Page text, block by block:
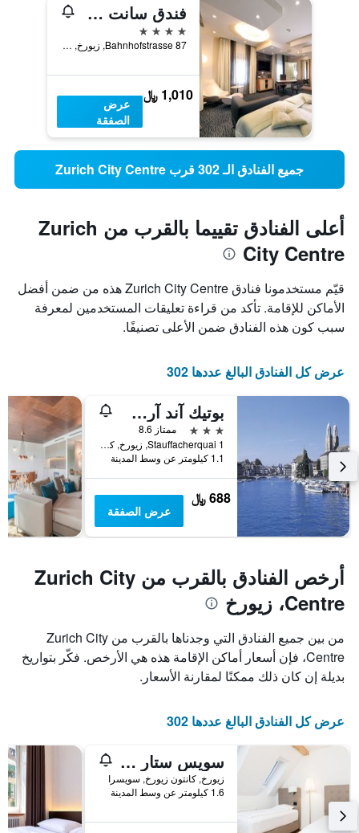
فندق سانت غوتهارد
4 نجوم
Bahnhofstrasse 87, زيورخ, كانتون زيورخ, سويسرا
1,010 ﷼
عرض
الصفقة
جميع الفنادق الـ 302 قرب Zurich City Centre
أعلى الفنادق تقييما بالقرب من Zurich
City Centre
قيّم مستخدمونا فنادق Zurich City Centre هذه من ضمن أفضل
الأماكن للإقامة. تأكد من قراءة تعليقات المستخدمين لمعرفة
سبب كون هذه الفنادق ضمن الأعلى تصنيفًا.
عرض كل الفنادق البالغ عددها 302
بوتيك آند آرت هوتل هيلفيتيا
3 نجوم
ممتاز 8.6
Stauffacherquai 1, زيورخ, كانتون زيورخ, سويسرا
1.1 كيلومتر عن وسط المدينة
688 ﷼
عرض الصفقة
أرخص الفنادق بالقرب من Zurich City
Centre، زيورخ
من بين جميع الفنادق التي وجدناها بالقرب من Zurich City
Centre، فإن أسعار أماكن الإقامة هذه هي الأرخص. فكّر بتواريخ
بديلة إن كان ذلك ممكنًا لمقارنة الأسعار.
عرض كل الفنادق البالغ عددها 302
سويس ستار لونجستريت
زيورخ, كانتون زيورخ, سويسرا
1.6 كيلومتر عن وسط المدينة